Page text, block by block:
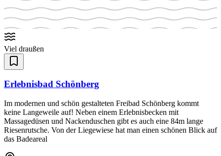
Viel draußen
Erlebnisbad Schönberg
Im modernen und schön gestalteten Freibad Schönberg kommt
keine Langeweile auf! Neben einem Erlebnisbecken mit
Massagedüsen und Nackenduschen gibt es auch eine 84m lange
Riesenrutsche. Von der Liegewiese hat man einen schönen Blick auf
das Badeareal